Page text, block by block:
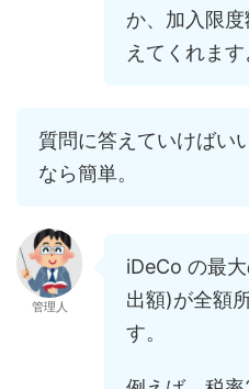
か、加入限
えてくれます
質問に答えていけばい
なら簡単。
管理人
iDeCo の最
出額)が全額
す。